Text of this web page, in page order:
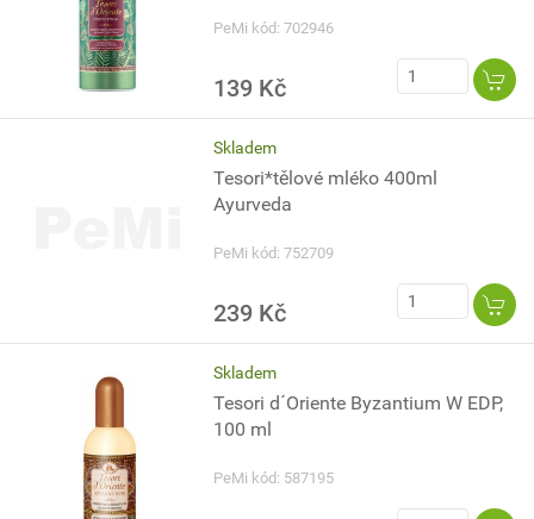
PeMi kód: 702946
139 Kč
Skladem
Tesori*tělové mléko 400ml
Ayurveda
PeMi kód: 752709
239 Kč
Skladem
Tesori d´Oriente Byzantium W EDP,
100 ml
PeMi kód: 587195